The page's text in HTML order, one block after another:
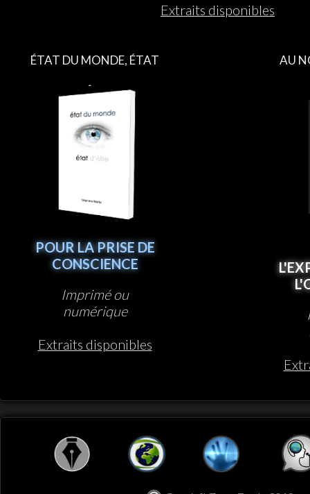
Extraits disponibles
ÉTAT DU MONDE, ÉTAT
D’ÊTRE
POUR LA PRISE DE
CONSCIENCE
Imprimé ou
numérique
Extraits disponibles
AU